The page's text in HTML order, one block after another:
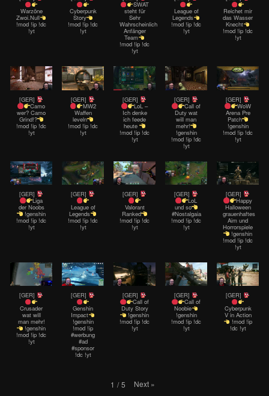
Warzöne
Zwoi.Null
!mod !ip !dc
!yt
Cyberpunk
Story
!mod !ip !dc
!yt
SWAT
steht für
Sehr
Wahrscheinlich
Anfänger
Team
!mod !ip !dc
!yt
League of
Legends
!mod !ip !dc
!yt
Reichet mir
das Wasser
Knecht
!mod !ip !dc
!yt
[GER]
Camo
wer? Camo
Grind!?
!mod !ip !dc
!yt
[GER]
MW2
Waffen
leveln
!mod !ip !dc
!yt
[GER]
LoL –
Ich denke
ich feede
heute
!mod !ip !dc
!yt
[GER]
Call of
Duty wat
will man
mehr!
!genshin
!mod !ip !dc
!yt
[GER]
WoW
Arena Pre
Patch
!genshin
!mod !ip !dc
!yt
[GER]
Liga
der Noobs
!genshin
!mod !ip !dc
!yt
[GER]
League of
Legends
!mod !ip !dc
!yt
[GER]
Valorant
Ranked
!mod !ip !dc
!yt
[GER]
LoL
und so
#Nostalgaia
!mod !ip !dc
!yt
[GER]
Happy
Halloween
grauenhaftes
Aim und
Horrorspiele
!genshin
!mod !ip !dc
!yt
[GER]
Crusader
wat will
man mehr!
!genshin
!mod !ip !dc
!yt
[GER]
Genshin
Impact
!genshin
!mod !ip
#werbung
#ad
#sponsor
!dc !yt
[GER]
Call of
Duty Story
!genshin
!mod !ip !dc
!yt
[GER]
Call of
Noobie
!genshin
!mod !ip !dc
!yt
[GER]
Cyberpunk
V in Action
!mod !ip
!dc !yt
1 / 5 Next »